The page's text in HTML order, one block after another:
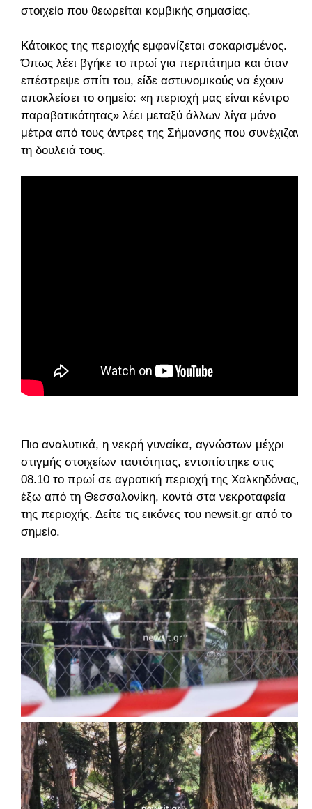
στοιχείο που θεωρείται κομβικής σημασίας.
Κάτοικος της περιοχής εμφανίζεται σοκαρισμένος.
Όπως λέει βγήκε το πρωί για περπάτημα και όταν
επέστρεψε σπίτι του, είδε αστυνομικούς να έχουν
αποκλείσει το σημείο: «η περιοχή μας είναι κέντρο
παραβατικότητας» λέει μεταξύ άλλων λίγα μόνο
μέτρα από τους άντρες της Σήμανσης που συνέχιζαν
τη δουλειά τους.
Πιο αναλυτικά, η νεκρή γυναίκα, αγνώστων μέχρι
στιγμής στοιχείων ταυτότητας, εντοπίστηκε στις
08.10 το πρωί σε αγροτική περιοχή της Χαλκηδόνας,
έξω από τη Θεσσαλονίκη, κοντά στα νεκροταφεία
της περιοχής. Δείτε τις εικόνες του newsit.gr από το
σημείο.